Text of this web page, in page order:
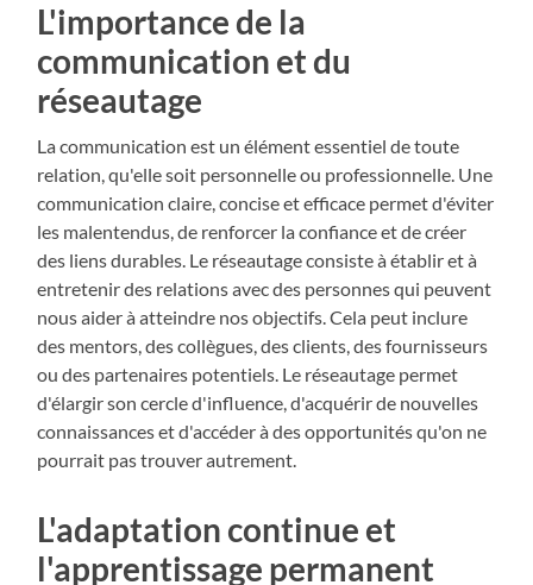
L'importance de la
communication et du
réseautage
La communication est un élément essentiel de toute
relation, qu'elle soit personnelle ou professionnelle. Une
communication claire, concise et efficace permet d'éviter
les malentendus, de renforcer la confiance et de créer
des liens durables. Le réseautage consiste à établir et à
entretenir des relations avec des personnes qui peuvent
nous aider à atteindre nos objectifs. Cela peut inclure
des mentors, des collègues, des clients, des fournisseurs
ou des partenaires potentiels. Le réseautage permet
d'élargir son cercle d'influence, d'acquérir de nouvelles
connaissances et d'accéder à des opportunités qu'on ne
pourrait pas trouver autrement.
L'adaptation continue et
l'apprentissage permanent